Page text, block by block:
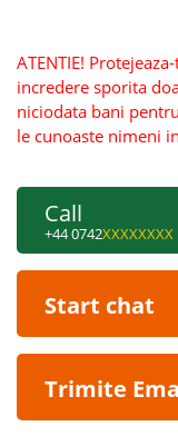
ATENTIE!
incredere sporita
niciodata bani
le cunoaste nimeni
Call
+44 0742XXXXXXXX
Start chat
Trimite